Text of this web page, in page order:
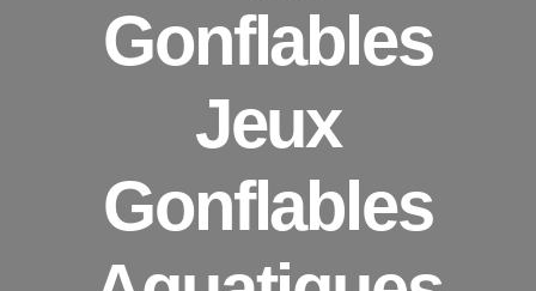
Gonflables
Jeux
Gonflables